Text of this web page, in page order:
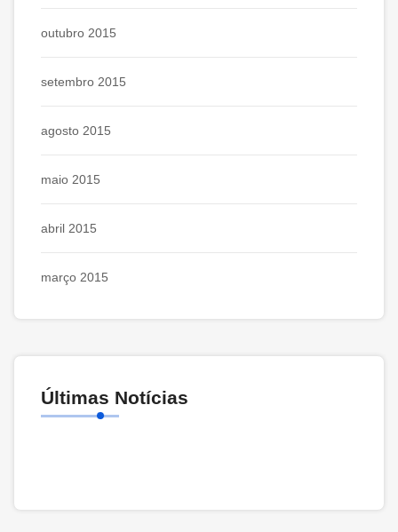
outubro 2015
setembro 2015
agosto 2015
maio 2015
abril 2015
março 2015
Últimas Notícias